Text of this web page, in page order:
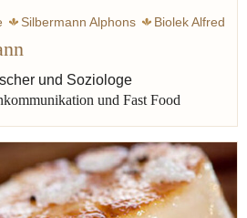
Silbermann Alphons
Biolek Alfred
Fast food
und Soziologe
und Fast Food